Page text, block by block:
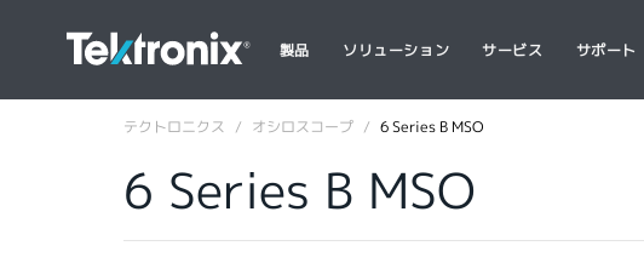
製品 ソリューション サービス サポート
テクトロニクス オシロスコープ 6 Series B MSO
6 Series B MSO